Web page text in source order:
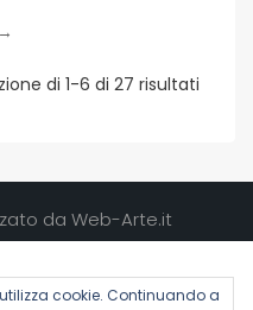
→
di 1-6 di 27 risultati
da Web-Arte.it
cookie. Continuando a